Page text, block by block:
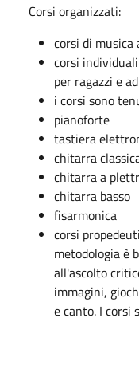
Corsi organizzati:
corsi di musica
corsi
per ragazzi e
i corsi sono
pianoforte
tastiera
chitarra
chitarra a
chitarra basso
fisarmonica
corsi
metodologia è
all'ascolto
immagini,
e canto. I corsi